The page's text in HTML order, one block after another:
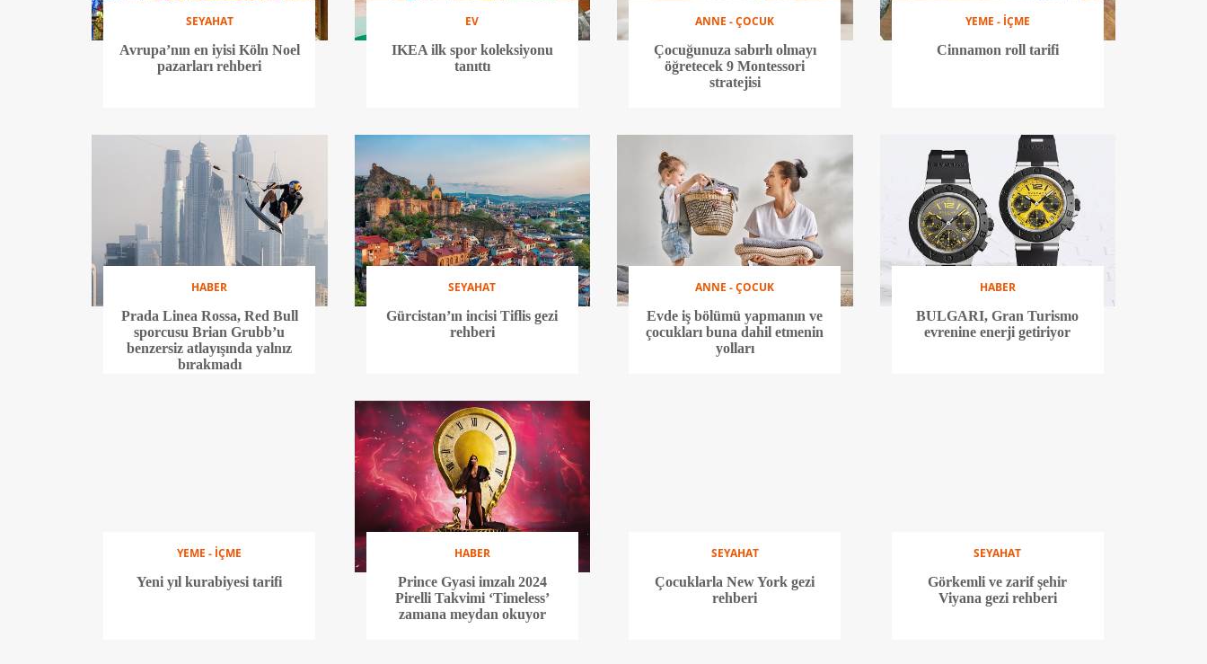
SEYAHAT
Avrupa’nın en iyisi Köln Noel
pazarları rehberi
EV
IKEA ilk spor koleksiyonu
tanıttı
ANNE - ÇOCUK
Çocuğunuza sabırlı olmayı
öğretecek 9 Montessori
stratejisi
YEME - İÇME
Cinnamon roll tarifi
HABER
Prada Linea Rossa, Red Bull
sporcusu Brian Grubb’u
benzersiz atlayışında yalnız
bırakmadı
SEYAHAT
Gürcistan’ın incisi Tiflis gezi
rehberi
ANNE - ÇOCUK
Evde iş bölümü yapmanın ve
çocukları buna dahil etmenin
yolları
HABER
BULGARI, Gran Turismo
evrenine enerji getiriyor
YEME - İÇME
Yeni yıl kurabiyesi tarifi
HABER
Prince Gyasi imzalı 2024
Pirelli Takvimi ‘Timeless’
zamana meydan okuyor
SEYAHAT
Çocuklarla New York gezi
rehberi
SEYAHAT
Görkemli ve zarif şehir
Viyana gezi rehberi